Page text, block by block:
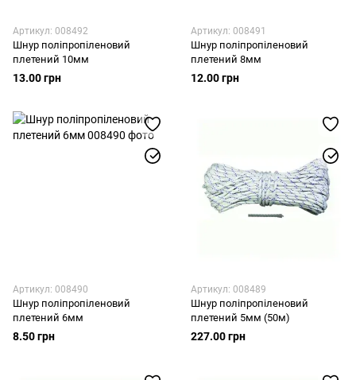
Артикул: 008492
Шнур поліпропіленовий
плетений 10мм
13.00 грн
Артикул: 008491
Шнур поліпропіленовий
плетений 8мм
12.00 грн
Артикул: 008490
Шнур поліпропіленовий
плетений 6мм
8.50 грн
Артикул: 008489
Шнур поліпропіленовий
плетений 5мм (50м)
227.00 грн